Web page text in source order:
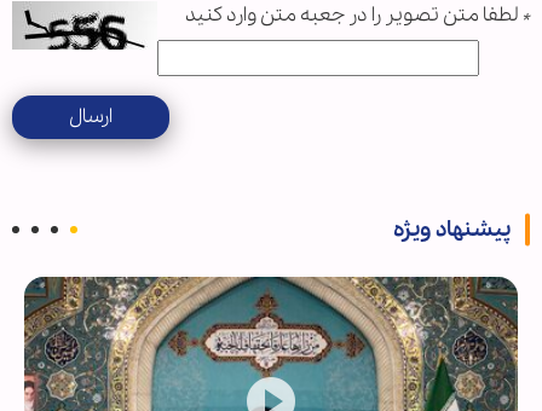
* لطفا متن تصویر را در جعبه متن وارد کنید
ارسال
پیشنهاد ویژه